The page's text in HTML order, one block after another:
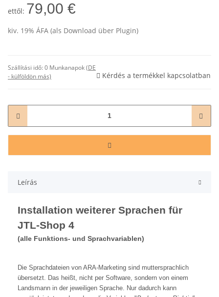
ettől: 79,00 €
kiv. 19% ÁFA (als Download über Plugin)
Szállítási idő:0 Munkanapok(DE
- külföldön más)
Kérdés a termékkel kapcsolatban
Leírás
Installation weiterer Sprachen für
JTL-Shop 4
(alle Funktions- und Sprachvariablen)
Die Sprachdateien von ARA-Marketing sind muttersprachlich
übersetzt. Das heißt, nicht per Software, sondern von einem
Landsmann in der jeweiligen Sprache. Nur dadurch kann